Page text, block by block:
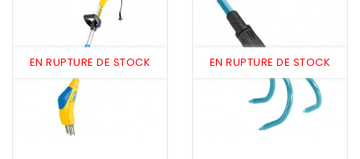
EN RUPTURE DE STOCK EN RUPTURE DE STOCK